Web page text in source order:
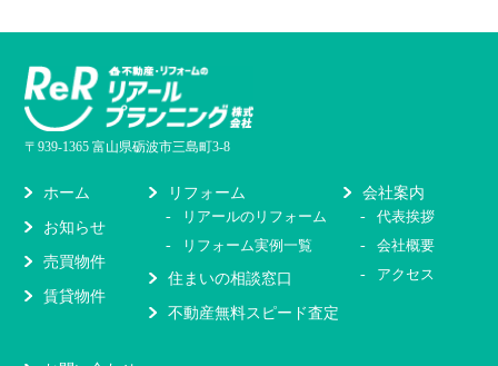
〒939-1365 富山県砺波市三島町3-8
ホーム
お知らせ
売買物件
賃貸物件
リフォーム
リアールのリフォーム
リフォーム実例一覧
住まいの相談窓口
不動産無料スピード査定
会社案内
代表挨拶
会社概要
アクセス